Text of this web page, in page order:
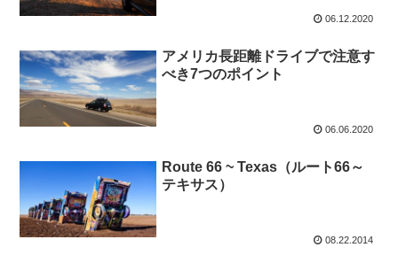
06.12.2020
アメリカ長距離ドライブで注意す
べき7つのポイント
06.06.2020
Route 66 ~ Texas（ルート66～
テキサス）
08.22.2014